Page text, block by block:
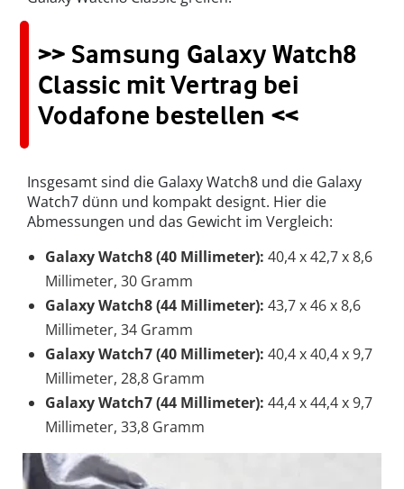
>> Samsung Galaxy Watch8
Classic mit Vertrag bei
Vodafone bestellen <<
Insgesamt sind die Galaxy Watch8 und die Galaxy
Watch7 dünn und kompakt designt. Hier die
Abmessungen und das Gewicht im Vergleich:
Galaxy Watch8 (40 Millimeter): 40,4 x 42,7 x 8,6
Millimeter, 30 Gramm
Galaxy Watch8 (44 Millimeter): 43,7 x 46 x 8,6
Millimeter, 34 Gramm
Galaxy Watch7 (40 Millimeter): 40,4 x 40,4 x 9,7
Millimeter, 28,8 Gramm
Galaxy Watch7 (44 Millimeter): 44,4 x 44,4 x 9,7
Millimeter, 33,8 Gramm